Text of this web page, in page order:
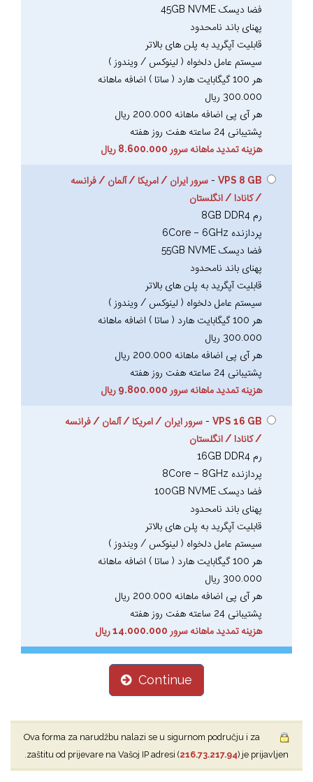
فضا دیسک 45GB NVME
پهنای باند نامحدود
قابلیت آپگرید به پلن های بالاتر
سیستم عامل دلخواه ( لینوکس / ویندوز )
هر 100 گیگابایت هارد ( ساتا ) اضافه ماهانه
300.000 ریال
هر آی پی اضافه ماهانه 200.000 ریال
پشتیبانی 24 ساعته هفت روز هفته
هزینه تمدید ماهانه سرور 8.600.000 ریال
VPS 8 GB
- سرور ایران / امریکا / آلمان / فرانسه
/ کانادا / انگلستان
رم 8GB DDR4
پردازنده 6Core – 6GHz
فضا دیسک 55GB NVME
پهنای باند نامحدود
قابلیت آپگرید به پلن های بالاتر
سیستم عامل دلخواه ( لینوکس / ویندوز )
هر 100 گیگابایت هارد ( ساتا ) اضافه ماهانه
300.000 ریال
هر آی پی اضافه ماهانه 200.000 ریال
پشتیبانی 24 ساعته هفت روز هفته
هزینه تمدید ماهانه سرور 9.800.000 ریال
VPS 16 GB
- سرور ایران / امریکا / آلمان / فرانسه
/ کانادا / انگلستان
رم 16GB DDR4
پردازنده 8Core – 8GHz
فضا دیسک 100GB NVME
پهنای باند نامحدود
قابلیت آپگرید به پلن های بالاتر
سیستم عامل دلخواه ( لینوکس / ویندوز )
هر 100 گیگابایت هارد ( ساتا ) اضافه ماهانه
300.000 ریال
هر آی پی اضافه ماهانه 200.000 ریال
پشتیبانی 24 ساعته هفت روز هفته
هزینه تمدید ماهانه سرور 14.000.000 ریال
Continue
Ova forma za narudžbu nalazi se u sigurnom području i za
zaštitu od prijevare na Vašoj IP adresi (216.73.217.94) je prijavljen.